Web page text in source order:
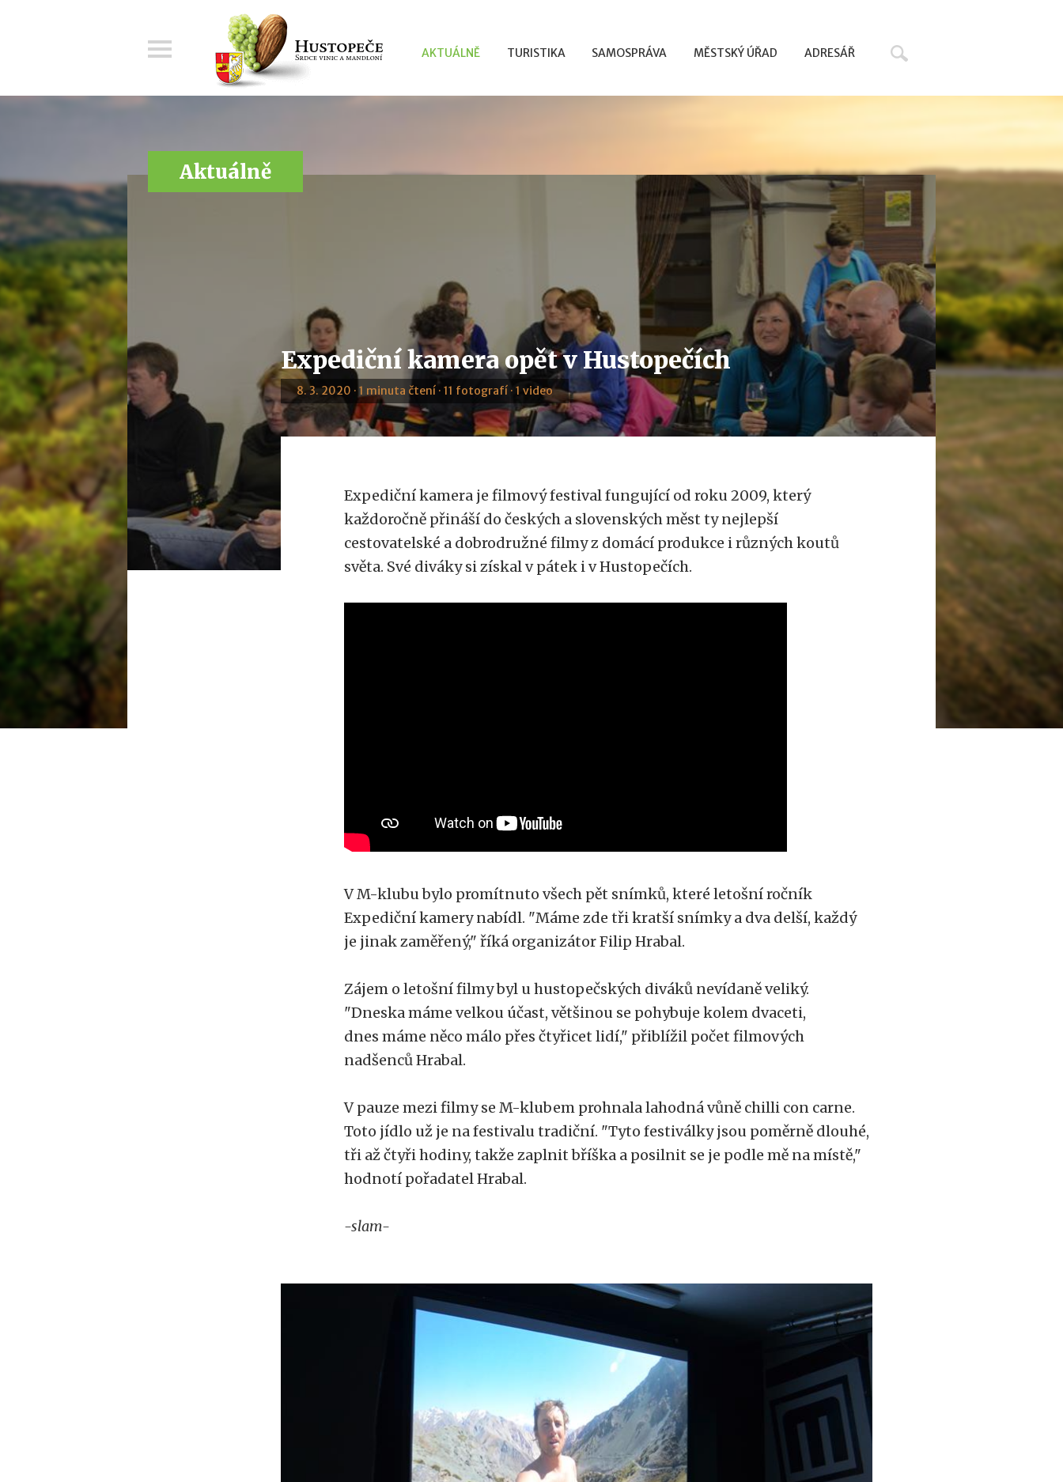
AKTUÁLNĚ TURISTIKA SAMOSPRÁVA MĚSTSKÝ ÚŘAD ADRESÁŘ
Aktuálně
Expediční kamera opět v Hustopečích
8. 3. 2020 · 1 minuta čtení · 11 fotografí · 1 video
Expediční kamera je filmový festival fungující od roku 2009, který
každoročně přináší do českých a slovenských měst ty nejlepší
cestovatelské a dobrodružné filmy z domácí produkce i různých koutů
světa. Své diváky si získal v pátek i v Hustopečích.
V M-klubu bylo promítnuto všech pět snímků, které letošní ročník
Expediční kamery nabídl. "Máme zde tři kratší snímky a dva delší, každý
je jinak zaměřený," říká organizátor Filip Hrabal.
Zájem o letošní filmy byl u hustopečských diváků nevídaně veliký.
"Dneska máme velkou účast, většinou se pohybuje kolem dvaceti,
dnes máme něco málo přes čtyřicet lidí," přiblížil počet filmových
nadšenců Hrabal.
V pauze mezi filmy se M-klubem prohnala lahodná vůně chilli con carne.
Toto jídlo už je na festivalu tradiční. "Tyto festiválky jsou poměrně dlouhé,
tři až čtyři hodiny, takže zaplnit bříška a posilnit se je podle mě na místě,"
hodnotí pořadatel Hrabal.
-slam-